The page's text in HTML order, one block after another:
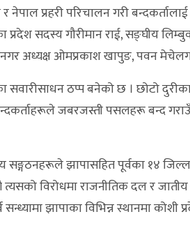
र नेपाल प्रहरी परिचालन गरी
प्रदेश सदस्य गौरीमान राई, सङ्घीय
अध्यक्ष ओमप्रकाश खापुङ, पवन
सवारीसाधन ठप्प बनेको छ । छोटो
जबरजस्ती पसलहरू बन्द
सङ्गठनहरूले झापासहित पूर्वका १४
विरोधमा राजनीतिक दल र
झापाका विभिन्न स्थानमा